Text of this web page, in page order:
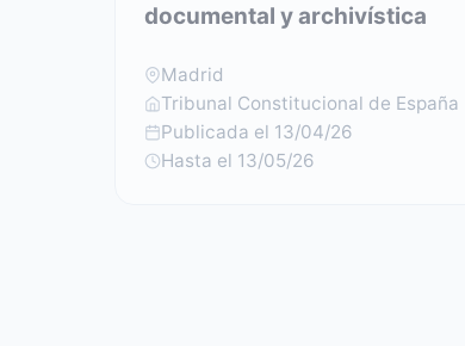
documental y archivística
Madrid
Tribunal Constitucional de España
Publicada el 13/04/26
Hasta el 13/05/26